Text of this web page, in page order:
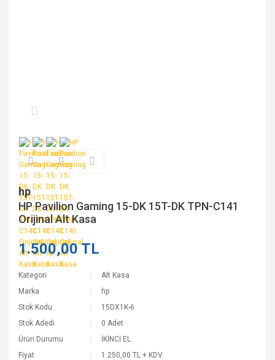
hp
HP Pavilion Gaming 15-DK 15T-DK TPN-C141
Orijinal Alt Kasa
1.500,00 TL
Kategori
Alt Kasa
Marka
hp
Stok Kodu
15DX1K-6
Stok Adedi
0 Adet
Ürün Durumu
İKİNCİ EL
Fiyat
1.250,00 TL + KDV